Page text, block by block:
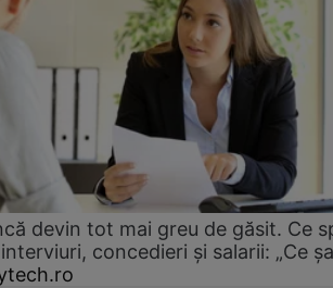
devin tot mai greu de găsit. Ce
concedieri și salarii: „Ce